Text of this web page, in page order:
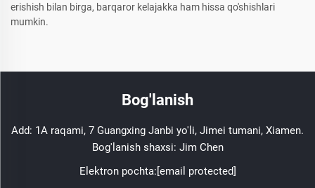
erishish bilan birga, barqaror kelajakka ham hissa qo'shishlari
mumkin.
Bog'lanish
Add: 1A raqami, 7 Guangxing Janbi yo'li, Jimei tumani, Xiamen.
Bog'lanish shaxsi: Jim Chen
Elektron pochta:[email protected]